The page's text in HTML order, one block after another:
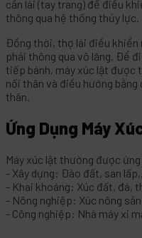
cần lái (tay trang) để điều
thông qua hệ thống thủy lực.
Đồng thời, thợ lái điều khiển
phải thông qua vô lăng. Để
tiếp bánh, máy xúc lật được
nối thân và điều hướng
thân.
Ứng Dụng Máy
Máy xúc lật thường được
- Xây dựng: Đào đất, san lấp,..
- Khai khoáng: Xúc đất, đá,
- Nông nghiệp: Xúc nông
- Công nghiệp: Nhà máy xi